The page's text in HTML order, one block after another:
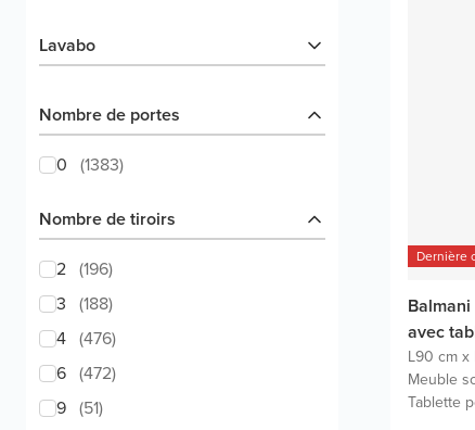
Lavabo
Nombre de portes
0 (1383)
Nombre de tiroirs
2 (196)
3 (188)
4 (476)
6 (472)
9 (51)
Dernière
avec
L90 cm x
Meuble
Tablette